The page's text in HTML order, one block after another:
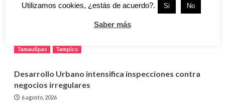
despensas y capacitación durante la veda
Tamaulipas
Tampico
Desarrollo Urbano intensifica inspecciones contra
negocios irregulares
6 agosto, 2026
Utilizamos cookies, ¿estás de acuerdo?. Si No
Saber más